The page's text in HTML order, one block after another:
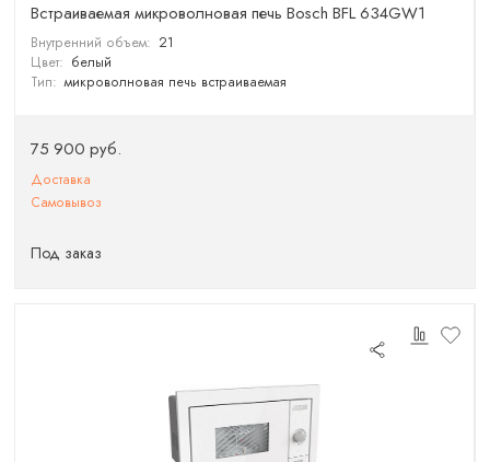
Встраиваемая микроволновая печь Bosch BFL 634GW1
Внутренний объем: 21
Цвет: белый
Тип: микроволновая печь встраиваемая
75 900 руб.
Доставка
Самовывоз
Под заказ